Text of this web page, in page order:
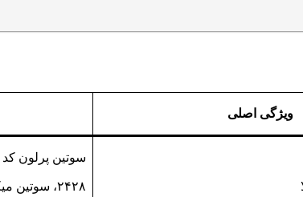
ویژگی اصلی